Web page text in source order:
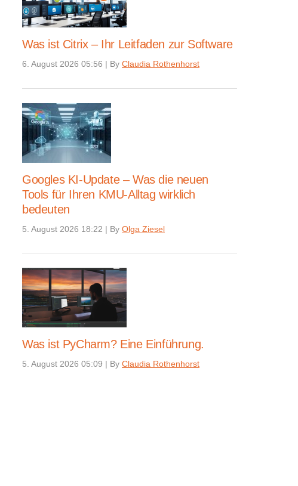
Was ist Citrix – Ihr Leitfaden zur Software
6. August 2026 05:56 | By Claudia Rothenhorst
Googles KI-Update – Was die neuen
Tools für Ihren KMU-Alltag wirklich
bedeuten
5. August 2026 18:22 | By Olga Ziesel
Was ist PyCharm? Eine Einführung.
5. August 2026 05:09 | By Claudia Rothenhorst